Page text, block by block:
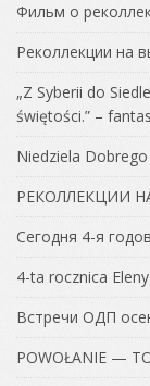
Фильм о
Реколлекции на
„Z Syberii do
świętości.” –
Niedziela
РЕКОЛЛЕКЦИИ
Сегодня 4-я
4-ta rocznica Eleny
Встречи ОДП
POWOŁANIE —